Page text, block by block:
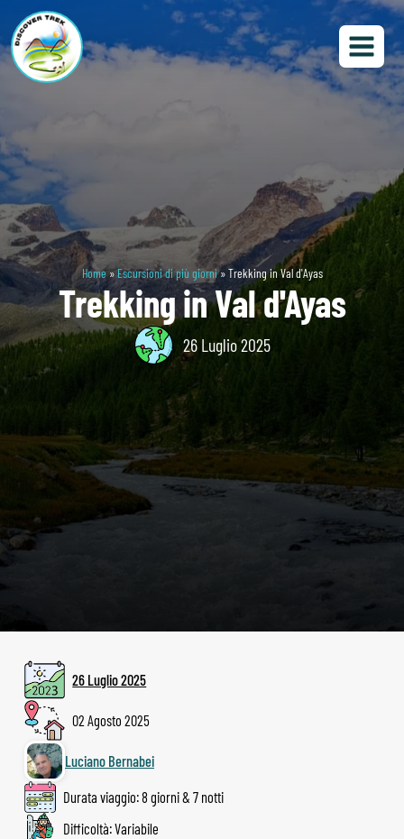
Home»Escursioni di più giorni»Trekking in Val d'Ayas
Trekking in Val d'Ayas
26 Luglio 2025
26 Luglio 2025
02 Agosto 2025
Luciano Bernabei
Durata viaggio: 8 giorni & 7 notti
Difficoltà: Variabile